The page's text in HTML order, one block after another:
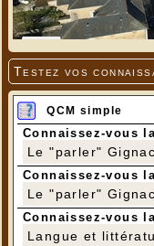
Testez vos
QCM simple
Connaissez-vous
Le "parler"
Connaissez-vous
Le "parler"
Connaissez-vous
Langue et